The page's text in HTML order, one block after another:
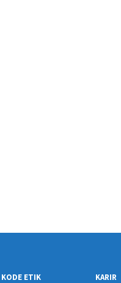
KODE ETIK KARIR